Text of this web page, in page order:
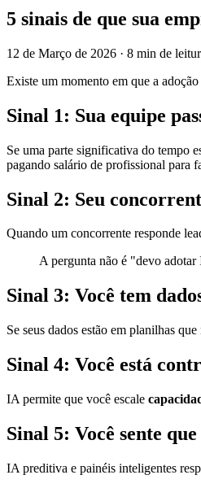
5 sinais de que sua
12 de Março de 2026 · 8 min de
Existe um momento em que a
Sinal 1: Sua equipe
Se uma parte significativa do tempo
pagando salário de profissional para
Sinal 2: Seu
Quando um concorrente responde
A pergunta não é "devo
Sinal 3: Você tem
Se seus dados estão em planilhas
Sinal 4: Você está
IA permite que você escale
Sinal 5: Você sente
IA preditiva e painéis inteligentes